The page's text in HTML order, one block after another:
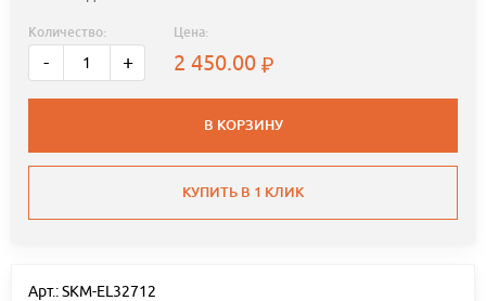
Количество:
- +
Цена:
2 450.00
В КОРЗИНУ
КУПИТЬ В 1 КЛИК
Арт.: SKM-EL32712